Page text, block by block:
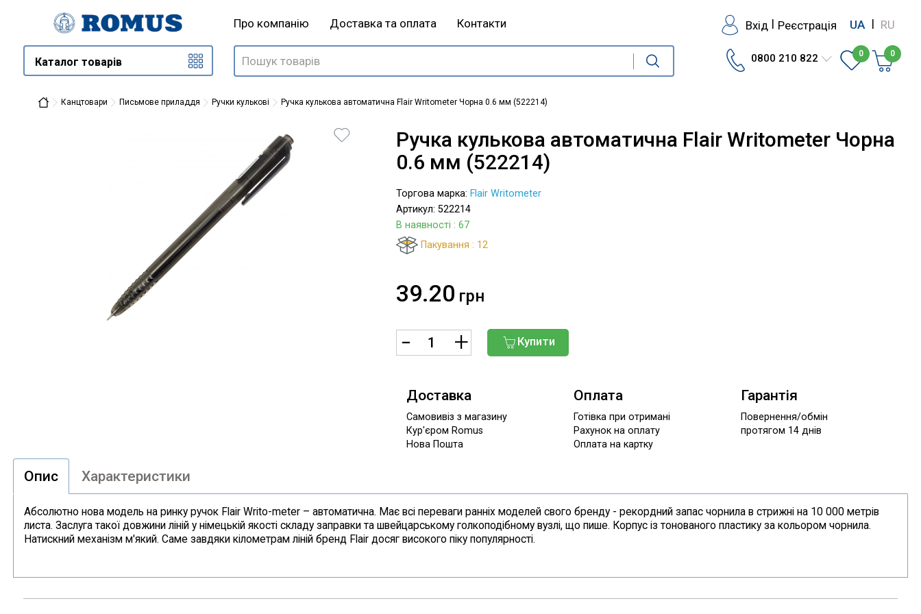
Про компанію Доставка та оплата Контакти Вхід | Реєстрація UA | RU
Каталог товарів 0800 210 822 0 0
Канцтовари Письмове приладдя Ручки кулькові Ручка кулькова автоматична Flair Writometer Чорна 0.6 мм (522214)
Ручка кулькова автоматична Flair Writometer Чорна
0.6 мм (522214)
Торгова марка: Flair Writometer
Артикул: 522214
В наявності : 67
Пакування : 12
39.20 грн
Купити
Доставка
Самовивіз з магазину
Кур'єром Romus
Нова Пошта
Оплата
Готівка при отримані
Рахунок на оплату
Оплата на картку
Гарантія
Повернення/обмін
протягом 14 днів
Опис Характеристики
Абсолютно нова модель на ринку ручок Flair Writo-meter – автоматична. Має всі переваги ранніх моделей свого бренду - рекордний запас чорнила в стрижні на 10 000 метрів
листа. Заслуга такої довжини ліній у німецькій якості складу заправки та швейцарському голкоподібному вузлі, що пише. Корпус із тонованого пластику за кольором чорнила.
Натискний механізм м'який. Саме завдяки кілометрам ліній бренд Flair досяг високого піку популярності.